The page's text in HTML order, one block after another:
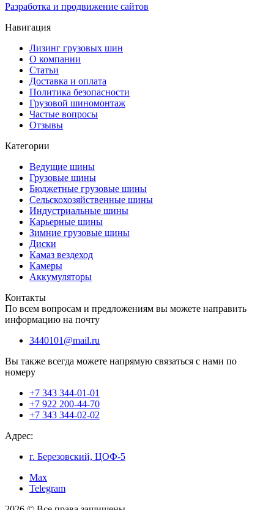
Разработка и продвижение сайтов
Навигация
Лизинг грузовых шин
О компании
Статьи
Доставка и оплата
Политика безопасности
Грузовой шиномонтаж
Частые вопросы
Отзывы
Категории
Ведущие шины
Грузовые шины
Бюджетные грузовые шины
Сельскохозяйственные шины
Индустриальные шины
Карьерные шины
Зимние грузовые шины
Диски
Камаз вездеход
Камеры
Аккумуляторы
Контакты
По всем вопросам и предложениям вы можете направить
информацию на почту
3440101@mail.ru
Вы также всегда можете напрямую связаться с нами по
номеру
+7 343 344-01-01
+7 922 200-44-70
+7 343 344-02-02
Адрес:
г. Березовский, ЦОФ-5
Max
Telegram